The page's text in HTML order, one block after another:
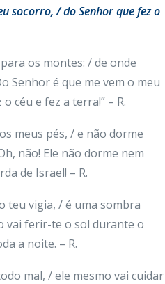
socorro, / do Senhor que fez o
os montes: / de onde
Senhor é que me vem o meu
céu e fez a terra!” – R.
meus pés, / e não dorme
não! Ele não dorme nem
de Israel! – R.
teu vigia, / é uma sombra
vai ferir-te o sol durante o
a noite. – R.
mal, / ele mesmo vai cuidar